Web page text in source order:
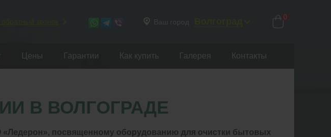
Ваш город
0
Цены Гарантии Как купить Галерея Контакты
В ВОЛГОГРАДЕ
посвященному оборудованию для очистки бытовых